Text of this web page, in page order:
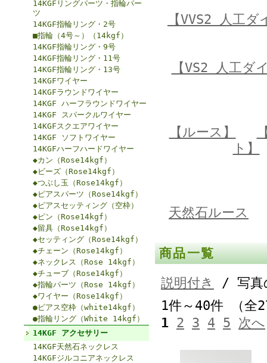
14KGFリングパーツ・指輪パー
ツ
14KGF指輪リング・2号
■指輪（4号～）（14kgf）
14KGF指輪リング・9号
14KGF指輪リング・11号
14KGF指輪リング・13号
14KGFワイヤー
14KGFラウンドワイヤー
14KGF ハーフラウンドワイヤー
14KGF スパークルワイヤー
14KGFスクエアワイヤー
14KGF ソフトワイヤー
14KGFハーフハードワイヤー
◆カン（Rose14kgf）
◆ビーズ（Rose14kgf）
◆つぶし玉（Rose14kgf）
◆ピアスパーツ（Rose14kgf）
◆ピアスセッティング（空枠）
◆ピン（Rose14kgf）
◆留具（Rose14kgf）
◆セッティング（Rose14kgf）
◆チェーン（Rose14kgf）
◆ネックレス（Rose 14kgf）
◆チューブ（Rose14kgf）
◆指輪パーツ（Rose 14kgf）
◆ワイヤー（Rose14kgf）
●ピアス空枠（white14kgf）
●指輪リング（White 14kgf）
14KGF アクセサリー
14KGF天然石ネックレス
14KGFジルコニアネックレス
【VVS2 人工
【VS2 人工ダ
【ルース】
ト】
天然石ルース
商品一覧
説明付き
/ 写真
1件～40件 （
1 2 3 4 5 次へ